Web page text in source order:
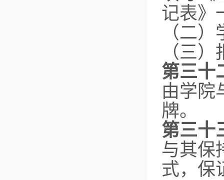
记表》
（二
（三
第三十
由学院
牌。
第三十
与其保
式，保